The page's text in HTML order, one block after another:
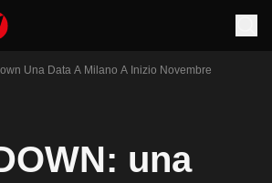
Una Data A Milano A Inizio Novembre
una